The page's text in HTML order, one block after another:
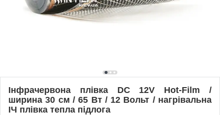
Інфрачервона плівка DC 12V Hot-Film /
ширина 30 см / 65 Вт / 12 Вольт / нагрівальна
ІЧ плівка тепла підлога